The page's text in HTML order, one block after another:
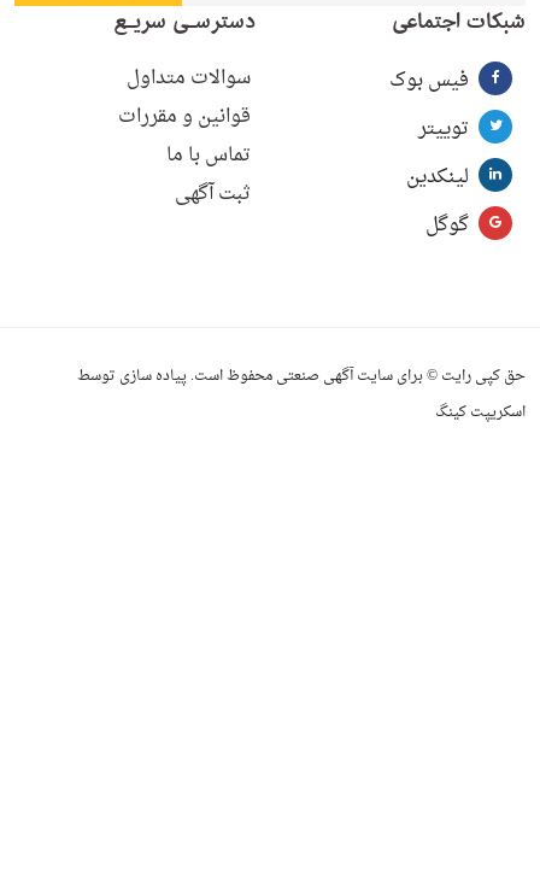
شبکات اجتماعی
فیس بوک
توییتر
لینکدین
گوگل
دسترسـی سریـع
سوالات متداول
قوانین و مقررات
تماس با ما
ثبت آگهی
حق کپی رایت © برای سایت آگهی صنعتی محفوظ است. پیاده سازی توسط
اسکریپت کینگ